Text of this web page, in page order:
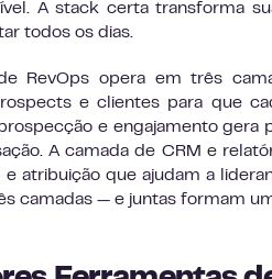
A stack certa transforma
todos os dias.
RevOps opera em três
e clientes para que
e engajamento
A camada de CRM e
atribuição que ajudam a
camadas — e juntas formam